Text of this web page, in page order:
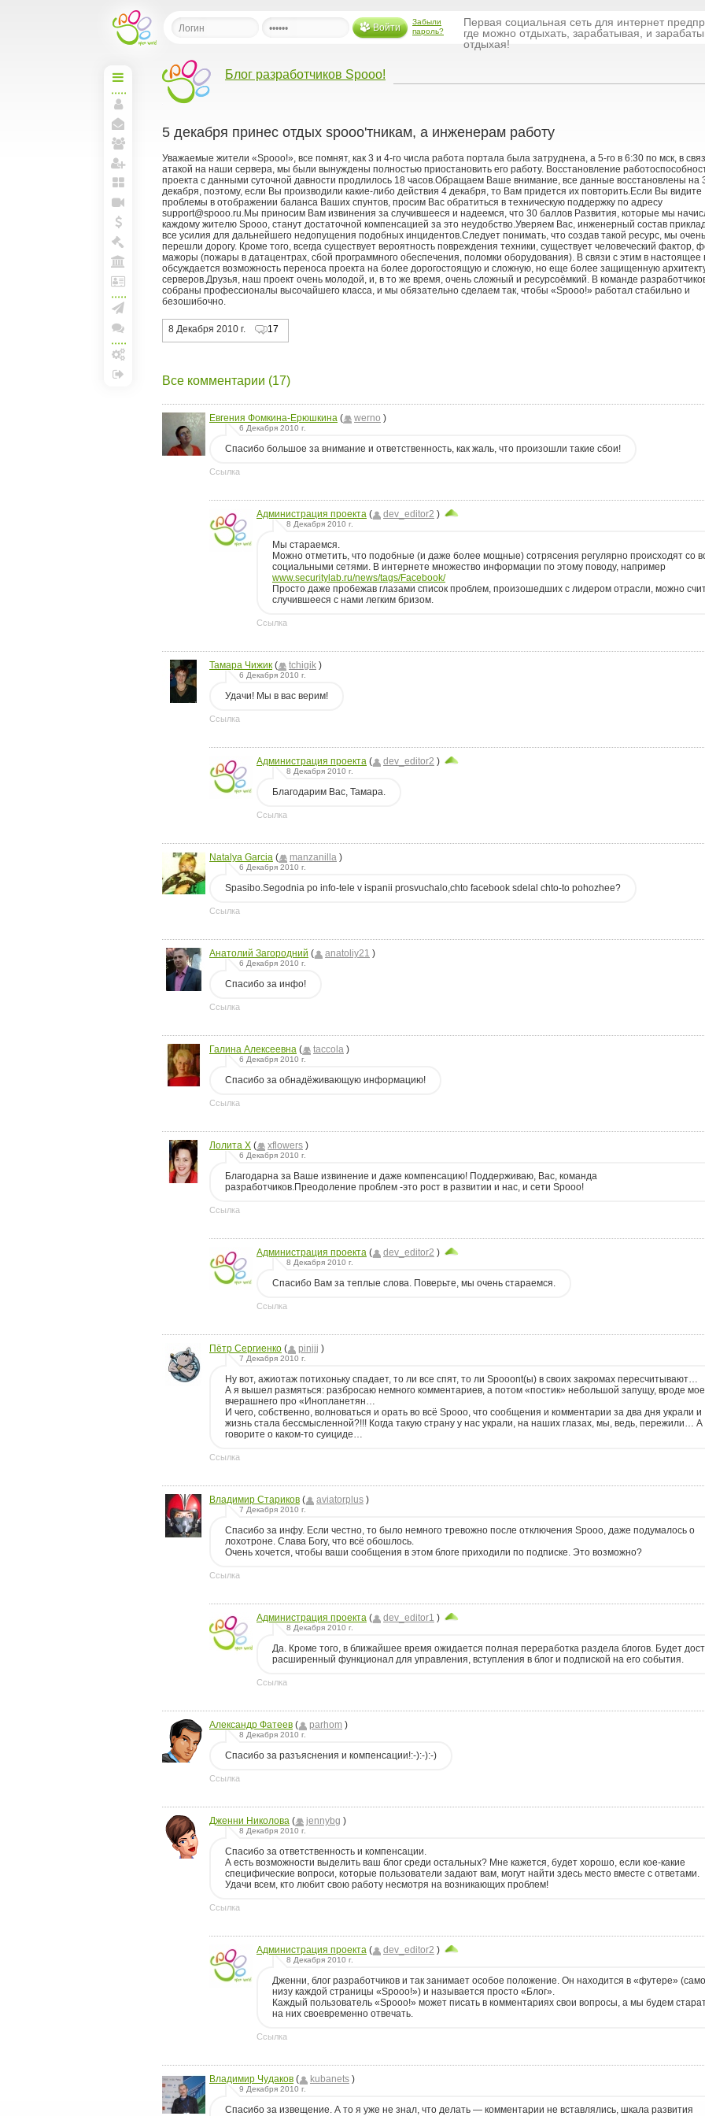
Войти
Забыли
пароль?
Первая социальная сеть для интернет
где можно отдыхать, зарабатывая, и
отдыхая!
Начальная
Моя
страница
Мои
сообщения
Мои
друзья
Пригласить друзей
Мои
блоги
Прямая
линия
Мои
спунты
Моя
Биржа
Моя
Арена
Лига
и
Создать рассылку
Конференции
Настройки
Блог разработчиков Spooo!
5 декабря принес отдых spooo'тникам, а инженерам работу
Уважаемые жители «Spooo!», все помнят, как 3 и 4-го числа работа портала была затруднена, а 5-го в 6:30 по мск, в
атакой на наши сервера, мы были вынуждены полностью приостановить его работу. Восстановление
проекта с данными суточной давности продлилось 18 часов.Обращаем Ваше внимание, все данные восстановлены на
декабря, поэтому, если Вы производили какие-либо действия 4 декабря, то Вам придется их повторить.Если Вы видите
проблемы в отображении баланса Ваших спунтов, просим Вас обратиться в техническую поддержку по адресу
support@spooo.ru.Мы приносим Вам извинения за случившееся и надеемся, что 30 баллов Развития, которые мы
каждому жителю Spooo, станут достаточной компенсацией за это неудобство.Уверяем Вас, инженерный состав
все усилия для дальнейшего недопущения подобных инцидентов.Следует понимать, что создав такой ресурс, мы
перешли дорогу. Кроме того, всегда существует вероятность повреждения техники, существует человеческий фактор,
мажоры (пожары в датацентрах, сбой программного обеспечения, поломки оборудования). В связи с этим в настоящее
обсуждается возможность переноса проекта на более дорогостоящую и сложную, но еще более защищенную
серверов.Друзья, наш проект очень молодой, и, в то же время, очень сложный и ресурсоёмкий. В команде
собраны профессионалы высочайшего класса, и мы обязательно сделаем так, чтобы «Spooo!» работал стабильно и
безошибочно.
8 Декабря 2010 г. 17
Все комментарии (17)
Евгения Фомкина-Ерюшкина ( werno )
6 Декабря 2010 г.
Спасибо большое за внимание и ответственность, как жаль, что произошли такие сбои!
Ссылка
Администрация проекта ( dev_editor2 )
8 Декабря 2010 г.
Мы стараемся.
Можно отметить, что подобные (и даже более мощные) сотрясения регулярно происходят со
социальными сетями. В интернете множество информации по этому поводу, например
www.securitylab.ru/news/tags/Facebook/
Просто даже пробежав глазами список проблем, произошедших с лидером отрасли, можно
случившееся с нами легким бризом.
Ссылка
Тамара Чижик ( tchigik )
6 Декабря 2010 г.
Удачи! Мы в вас верим!
Ссылка
Администрация проекта ( dev_editor2 )
8 Декабря 2010 г.
Благодарим Вас, Тамара.
Ссылка
Natalya Garcia ( manzanilla )
6 Декабря 2010 г.
Spasibo.Segodnia po info-tele v ispanii prosvuchalo,chto facebook sdelal chto-to pohozhee?
Ссылка
Анатолий Загородний ( anatoliy21 )
6 Декабря 2010 г.
Спасибо за инфо!
Ссылка
Галина Алексеевна ( taccola )
6 Декабря 2010 г.
Спасибо за обнадёживающую информацию!
Ссылка
Лолита Х ( xflowers )
6 Декабря 2010 г.
Благодарна за Ваше извинение и даже компенсацию! Поддерживаю, Вас, команда
разработчиков.Преодоление проблем -это рост в развитии и нас, и сети Spooo!
Ссылка
Администрация проекта ( dev_editor2 )
8 Декабря 2010 г.
Спасибо Вам за теплые слова. Поверьте, мы очень стараемся.
Ссылка
Пётр Сергиенко ( pinjjj )
7 Декабря 2010 г.
Ну вот, ажиотаж потихоньку спадает, то ли все спят, то ли Spooont(ы) в своих закромах пересчитывают…
А я вышел размяться: разбросаю немного комментариев, а потом «постик» небольшой запущу, вроде
вчерашнего про «Инопланетян…
И чего, собственно, волноваться и орать во всё Spooo, что сообщения и комментарии за два дня украли и
жизнь стала бессмысленной?!!! Когда такую страну у нас украли, на наших глазах, мы, ведь, пережили… А
говорите о каком-то суициде…
Ссылка
Владимир Стариков ( aviatorplus )
7 Декабря 2010 г.
Спасибо за инфу. Если честно, то было немного тревожно после отключения Spooo, даже подумалось о
лохотроне. Слава Богу, что всё обошлось.
Очень хочется, чтобы ваши сообщения в этом блоге приходили по подписке. Это возможно?
Ссылка
Администрация проекта ( dev_editor1 )
8 Декабря 2010 г.
Да. Кроме того, в ближайшее время ожидается полная переработка раздела блогов. Будет
расширенный функционал для управления, вступления в блог и подпиской на его события.
Ссылка
Александр Фатеев ( parhom )
8 Декабря 2010 г.
Спасибо за разъяснения и компенсации!:-):-):-)
Ссылка
Дженни Николова ( jennybg )
8 Декабря 2010 г.
Спасибо за ответственность и компенсации.
А есть возможности выделить ваш блог среди остальных? Мне кажется, будет хорошо, если кое-какие
специфические вопроси, которые пользователи задают вам, могут найти здесь место вместе с ответами.
Удачи всем, кто любит свою работу несмотря на возникающих проблем!
Ссылка
Администрация проекта ( dev_editor2 )
8 Декабря 2010 г.
Дженни, блог разработчиков и так занимает особое положение. Он находится в «футере»
низу каждой страницы «Spooo!») и называется просто «Блог».
Каждый пользователь «Spooo!» может писать в комментариях свои вопросы, а мы будем
на них своевременно отвечать.
Ссылка
Владимир Чудаков ( kubanets )
9 Декабря 2010 г.
Спасибо за извещение. А то я уже не знал, что делать — комментарии не вставлялись, шкала развития